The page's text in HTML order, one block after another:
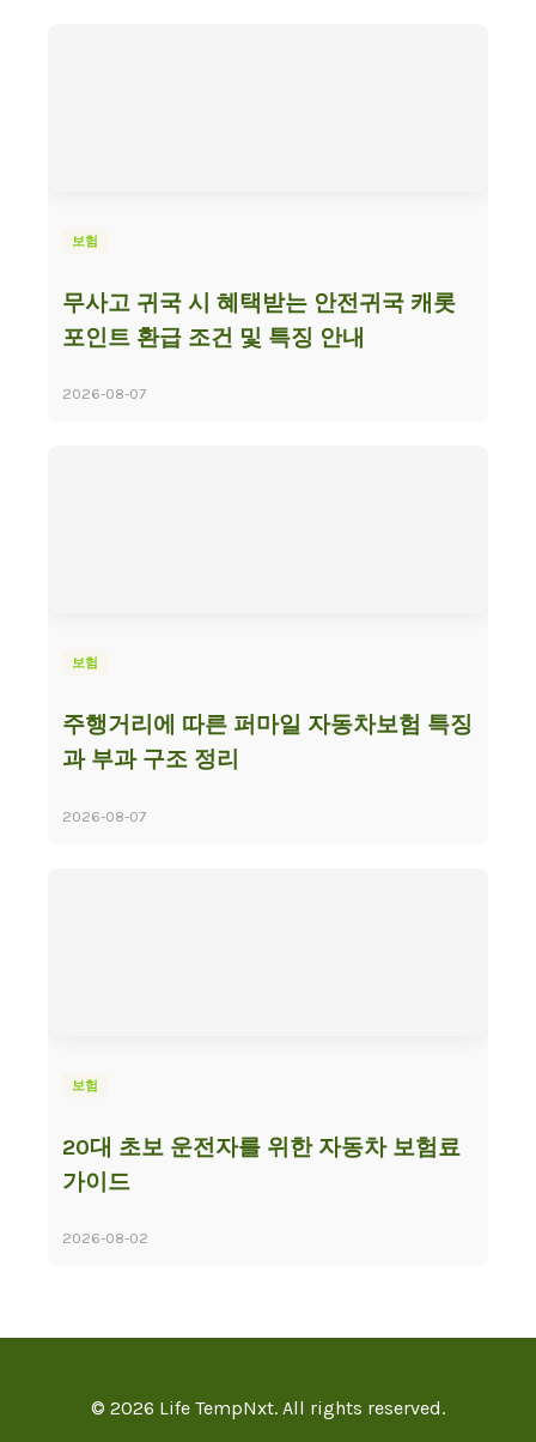
보험
무사고 귀국 시 혜택받는 안전귀국 캐롯
포인트 환급 조건 및 특징 안내
2026-08-07
보험
주행거리에 따른 퍼마일 자동차보험 특징
과 부과 구조 정리
2026-08-07
보험
20대 초보 운전자를 위한 자동차 보험료
가이드
2026-08-02
© 2026 Life TempNxt. All rights reserved.